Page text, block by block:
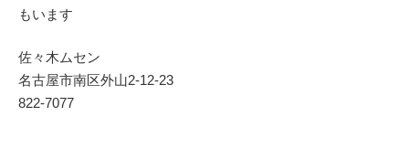
もいます
佐々木ムセン
名古屋市南区外山2-12-23
822-7077